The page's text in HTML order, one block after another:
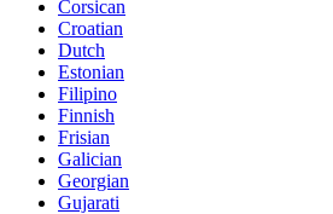
Corsican
Croatian
Dutch
Estonian
Filipino
Finnish
Frisian
Galician
Georgian
Gujarati